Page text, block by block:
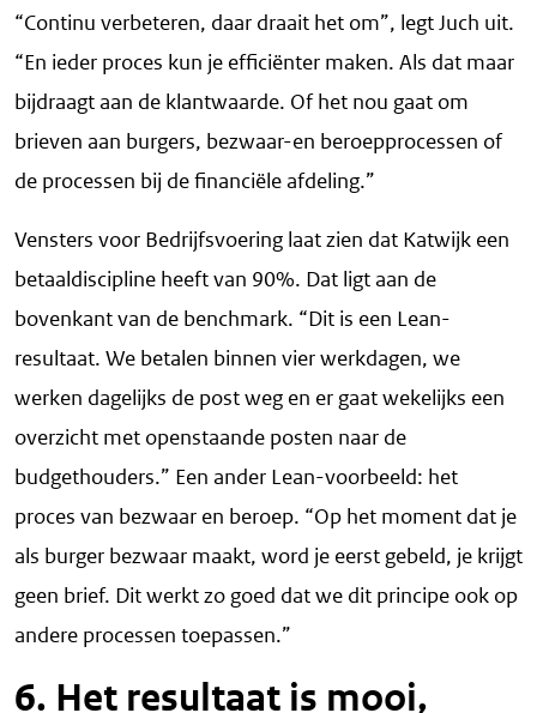
“Continu verbeteren, daar draait het om”, legt Juch uit.
“En ieder proces kun je efficiënter maken. Als dat maar
bijdraagt aan de klantwaarde. Of het nou gaat om
brieven aan burgers, bezwaar-en beroepprocessen of
de processen bij de financiële afdeling.”
Vensters voor Bedrijfsvoering laat zien dat Katwijk een
betaaldiscipline heeft van 90%. Dat ligt aan de
bovenkant van de benchmark. “Dit is een Lean-
resultaat. We betalen binnen vier werkdagen, we
werken dagelijks de post weg en er gaat wekelijks een
overzicht met openstaande posten naar de
budgethouders.” Een ander Lean-voorbeeld: het
proces van bezwaar en beroep. “Op het moment dat je
als burger bezwaar maakt, word je eerst gebeld, je krijgt
geen brief. Dit werkt zo goed dat we dit principe ook op
andere processen toepassen.”
6. Het resultaat is mooi,